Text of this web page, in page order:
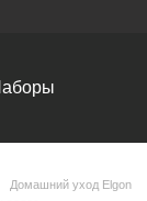
Домашний уход Elgon